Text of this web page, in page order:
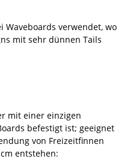
Waveboards verwendet, wo
mit sehr dünnen Tails
mit einer einzigen
befestigt ist; geeignet
von Freizeitfinnen
entstehen: